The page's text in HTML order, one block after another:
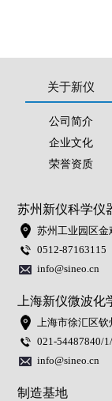
关于新仪
公司简介
企业文化
荣誉资质
苏州新仪科学仪
苏州工业园区金
0512-87163115
info@sineo.cn
上海新仪微波化
上海市徐汇区
021-54487840/
info@sineo.cn
制造基地